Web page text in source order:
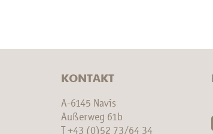
KONTAKT
A-6145 Navis
Außerweg 61b
+43 (0)52 73/64 34